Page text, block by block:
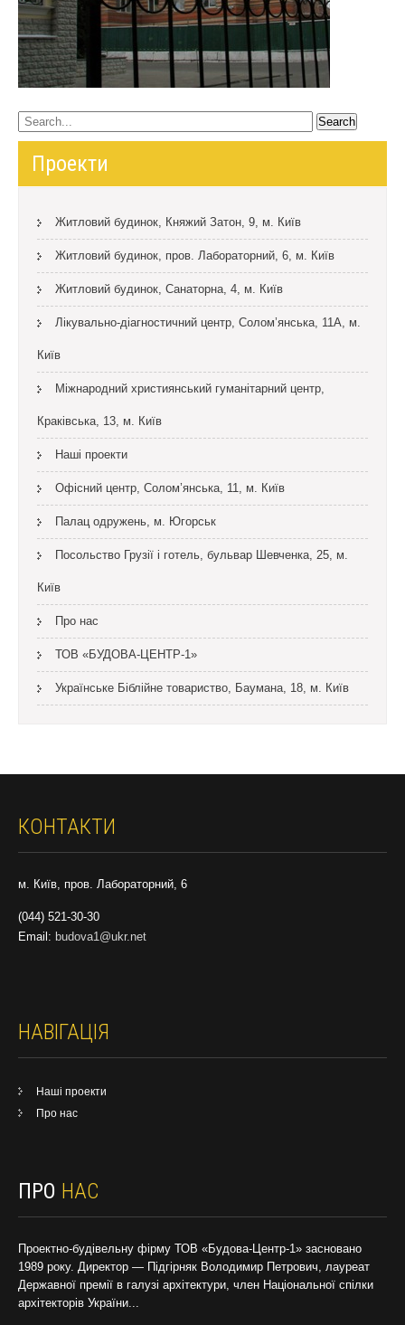
Проекти
Житловий будинок, Княжий Затон, 9, м. Київ
Житловий будинок, пров. Лабораторний, 6, м. Київ
Житловий будинок, Санаторна, 4, м. Київ
Лікувально-діагностичний центр, Солом’янська, 11А, м.
Київ
Міжнародний християнський гуманітарний центр,
Краківська, 13, м. Київ
Наші проекти
Офісний центр, Солом’янська, 11, м. Київ
Палац одружень, м. Югорськ
Посольство Грузії і готель, бульвар Шевченка, 25, м.
Київ
Про нас
ТОВ «БУДОВА-ЦЕНТР-1»
Українське Біблійне товариство, Баумана, 18, м. Київ
КОНТАКТИ
м. Київ, пров. Лабораторний, 6
(044) 521-30-30
Email: budova1@ukr.net
НАВІГАЦІЯ
Наші проекти
Про нас
ПРО НАС
Проектно-будівельну фірму ТОВ «Будова-Центр-1» засновано
1989 року. Директор — Підгірняк Володимир Петрович, лауреат
Державної премії в галузі архітектури, член Національної спілки
архітекторів України...